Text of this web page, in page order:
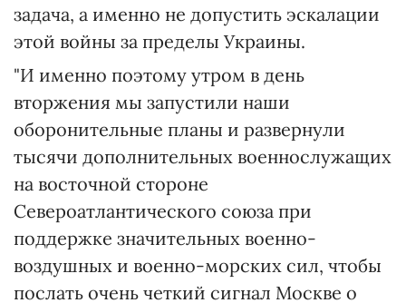
задача, а именно не допустить эскалации
этой войны за пределы Украины.
"И именно поэтому утром в день
вторжения мы запустили наши
оборонительные планы и развернули
тысячи дополнительных военнослужащих
на восточной стороне
Североатлантического союза при
поддержке значительных военно-
воздушных и военно-морских сил, чтобы
послать очень четкий сигнал Москве о